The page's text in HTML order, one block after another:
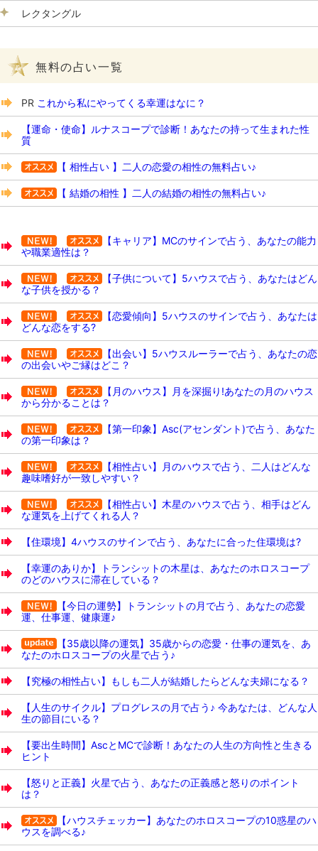
レクタングル
無料の占い一覧
PR これから私にやってくる幸運はなに？
【運命・使命】ルナスコープで診断！あなたの持って生まれた性
質
【 相性占い 】二人の恋愛の相性の無料占い♪
【 結婚の相性 】二人の結婚の相性の無料占い♪
【キャリア】MCのサインで占う、あなたの能力
や職業適性は？
【子供について】5ハウスで占う、あなたはどん
な子供を授かる？
【恋愛傾向】5ハウスのサインで占う、あなたは
どんな恋をする?
【出会い】5ハウスルーラーで占う、あなたの恋
の出会いやご縁はどこ？
【月のハウス】月を深掘り!あなたの月のハウス
から分かることは？
【第一印象】Asc(アセンダント)で占う、あなた
の第一印象は？
【相性占い】月のハウスで占う、二人はどんな
趣味嗜好が一致しやすい？
【相性占い】木星のハウスで占う、相手はどん
な運気を上げてくれる人？
【住環境】4ハウスのサインで占う、あなたに合った住環境は?
【幸運のありか】トランシットの木星は、あなたのホロスコープ
のどのハウスに滞在している？
【今日の運勢】トランシットの月で占う、あなたの恋愛
運、仕事運、健康運♪
【35歳以降の運気】35歳からの恋愛・仕事の運気を、あ
なたのホロスコープの火星で占う♪
【究極の相性占い】もしも二人が結婚したらどんな夫婦になる？
【人生のサイクル】プログレスの月で占う♪ 今あなたは、どんな人
生の節目にいる？
【要出生時間】AscとMCで診断！あなたの人生の方向性と生きる
ヒント
【怒りと正義】火星で占う、あなたの正義感と怒りのポイント
は？
【ハウスチェッカー】あなたのホロスコープの10惑星のハ
ウスを調べる♪